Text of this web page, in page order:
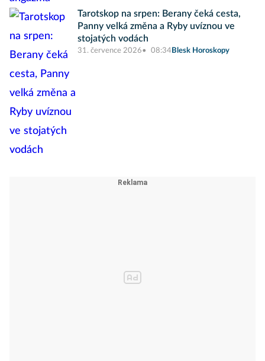
Tarotskop na srpen: Berany čeká cesta,
Panny velká změna a Ryby uvíznou ve
stojatých vodách
31. července 2026 08:34 Blesk Horoskopy